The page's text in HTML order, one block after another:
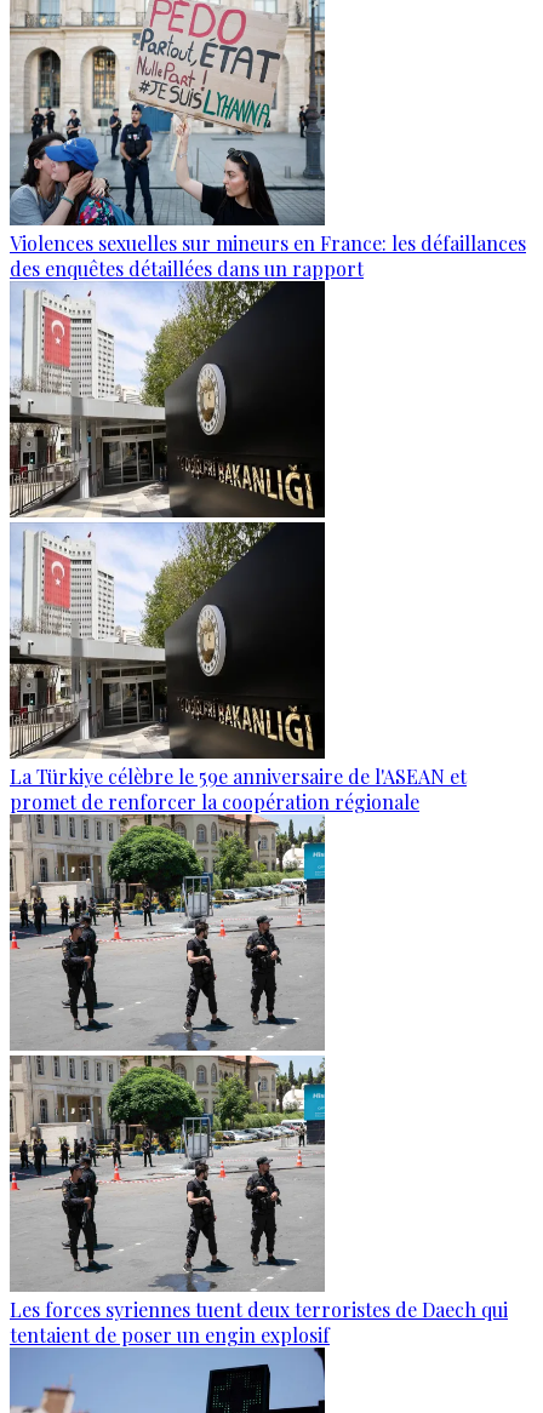
Violences sexuelles sur mineurs en France: les défaillances
des enquêtes détaillées dans un rapport
La Türkiye célèbre le 59e anniversaire de l'ASEAN et
promet de renforcer la coopération régionale
Les forces syriennes tuent deux terroristes de Daech qui
tentaient de poser un engin explosif